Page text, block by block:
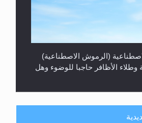
(الرموش الاصطناعية)
وطلاء الأظافر حاجبا للوضوء وهل